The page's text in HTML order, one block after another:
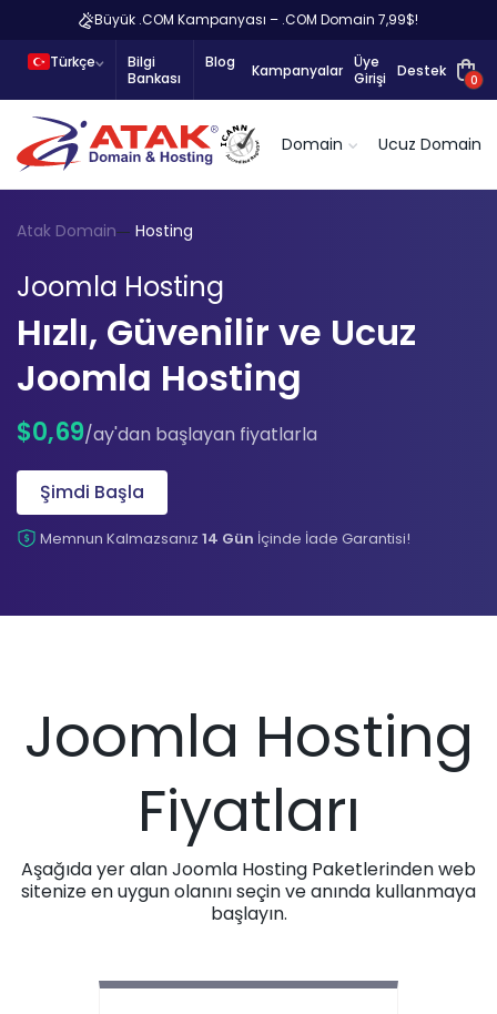
Büyük .COM Kampanyası – .COM Domain 7,99$!
Türkçe
Bilgi
Bankası
Blog Kampanyalar Üye
Girişi Destek
0
Domain Ucuz Domain
Atak Domain Hosting
Joomla Hosting
Hızlı, Güvenilir ve Ucuz
Joomla Hosting
$0,69/ay'dan başlayan fiyatlarla
Şimdi Başla
Memnun Kalmazsanız 14 Gün İçinde İade Garantisi!
Joomla Hosting
Fiyatları
Aşağıda yer alan Joomla Hosting Paketlerinden web
sitenize en uygun olanını seçin ve anında kullanmaya
başlayın.